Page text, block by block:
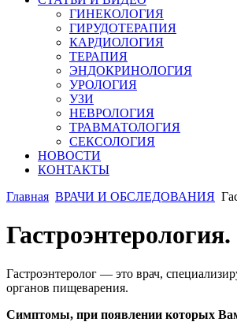
ГИНЕКОЛОГИЯ
ГИРУДОТЕРАПИЯ
КАРДИОЛОГИЯ
ТЕРАПИЯ
ЭНДОКРИНОЛОГИЯ
УРОЛОГИЯ
УЗИ
НЕВРОЛОГИЯ
ТРАВМАТОЛОГИЯ
СЕКСОЛОГИЯ
НОВОСТИ
КОНТАКТЫ
Главная ВРАЧИ И ОБСЛЕДОВАНИЯ
Гастроэнтеролог — это врач,
органов пищеварения.
Симптомы, при появлении которых Вам